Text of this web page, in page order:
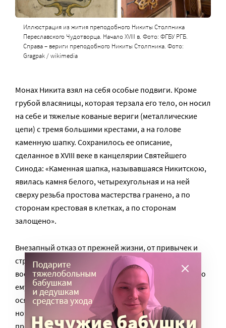
Иллюстрация из жития преподобного Никиты Столпника
Переславского Чудотворца. Начало XVIII в. Фото: ФГБУ РГБ.
Справа – вериги преподобного Никиты Столпника. Фото:
Gragpak / wikimedia
Монах Никита взял на себя особые подвиги. Кроме
грубой власяницы, которая терзала его тело, он носил
на себе и тяжелые кованые вериги (металлические
цепи) с тремя большими крестами, а на голове
каменную шапку. Сохранилось ее описание,
сделанное в XVIII веке в канцелярии Святейшего
Синода: «Каменная шапка, называвшаяся Никитскою,
явилась камня белого, четырехугольная и на ней
сверху резьба простова мастерства гранено, а по
сторонам крестовая в клетках, а по сторонам
залощено».
Внезапный отказ от прежней жизни, от привычек и
страстей дался Никите непросто. Мучали его
воспоминания, помыслы, желания. Особенно тяжело
ему было ночью, когда мысли становились почти
осязаемыми. И чтобы убить их в себе, Никита стал
ночами копать колодцы. Спустя некоторое время,
преподобный принял на себя новый подвиг –